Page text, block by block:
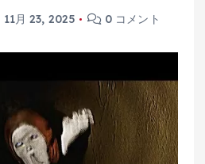
11月 23, 2025 0 コメント